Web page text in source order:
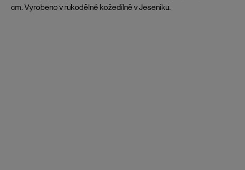
cm. Vyrobeno v rukodělné kožedílně v Jeseníku.